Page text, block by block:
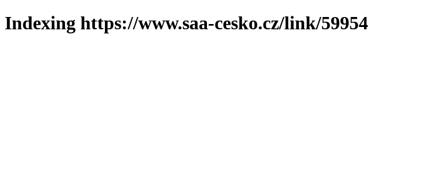
Indexing https://www.saa-cesko.cz/link/59954